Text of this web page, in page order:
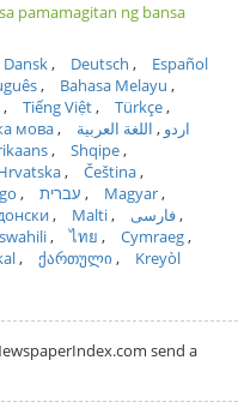
pamamagitan ng bansa
Dansk Deutsch
Español
Bahasa Melayu
Tiếng Việt
Türkçe
мова اردو
اللغة العربية
Shqipe
Čeština
עברית
Magyar
Malti
فارسی
ไทย
Cymraeg
ქართული
Kreyòl
send a